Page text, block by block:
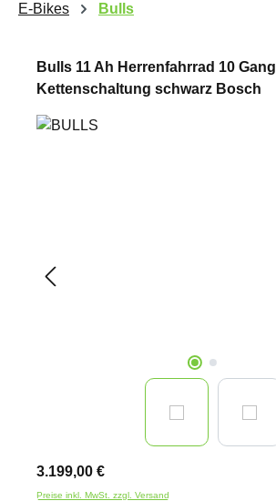
E-Bikes Bulls
Bulls 11 Ah Herrenfahrrad 10 Gang
Kettenschaltung schwarz Bosch
3.199,00 €
Preise inkl. MwSt. zzgl. Versand